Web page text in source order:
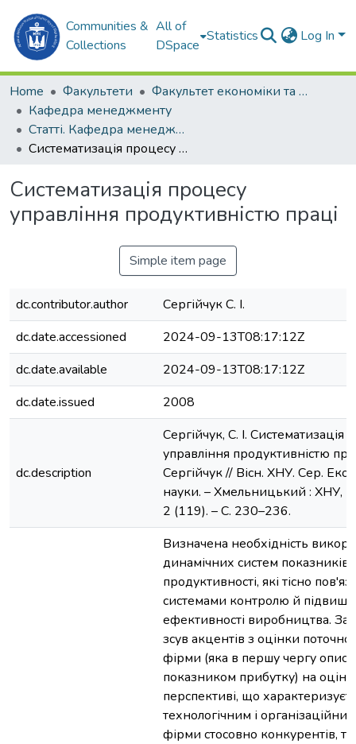
Communities &
Collections
All of
DSpace
Statistics Log In
Home Факультети
Факультет економіки та екології моря (ФЕЕМ)
Кафедра менеджменту
Статті. Кафедра менеджменту
Систематизація процесу управління продуктивністю праці
Систематизація процесу
управління продуктивністю праці
Simple item page
dc.contributor.author
Сергійчук С. І.
dc.date.accessioned
2024-09-13T08:17:12Z
dc.date.available
2024-09-13T08:17:12Z
dc.date.issued
2008
dc.description
Сергійчук, С. І. Систематизація
управління продуктивністю
Сергійчук // Вісн. ХНУ. Сер.
науки. – Хмельницький : ХНУ,
2 (119). – С. 230–236.
Визначена необхідність
динамічних систем показників
продуктивності, які тісно
системами контролю й
ефективності виробництва.
зсув акцентів з оцінки
фірми (яка в першу чергу
показником прибутку) на
перспективі, що
технологічним і
фірми стосовно конкурентів, та